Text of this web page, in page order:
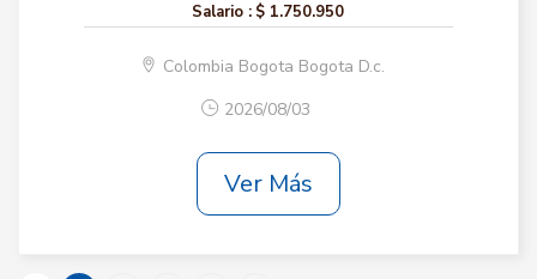
Salario : $ 1.750.950
Colombia Bogota Bogota D.c.
2026/08/03
Ver Más